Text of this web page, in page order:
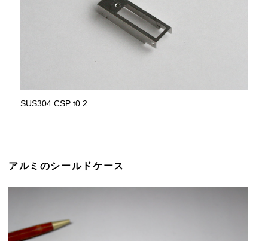
SUS304 CSP t0.2
アルミのシールドケース